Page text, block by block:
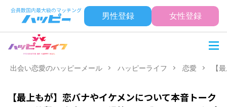
男性登録 女性登録
出会い恋愛のハッピーメール ハッピーライフ 恋愛 【
【最上もが】恋バナやイケメンについて本音トーク